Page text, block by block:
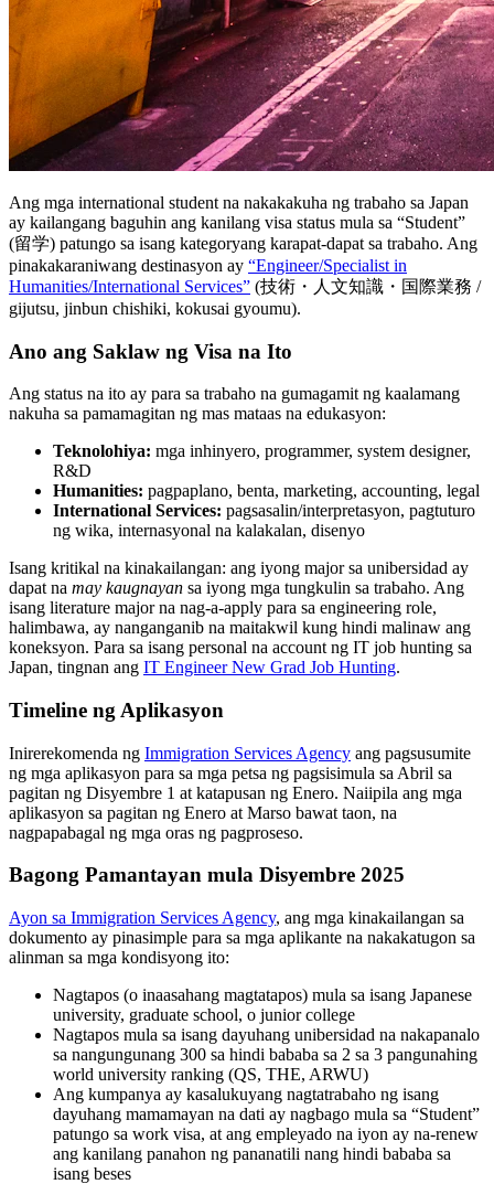
Ang mga international student na nakakakuha ng trabaho sa Japan
ay kailangang baguhin ang kanilang visa status mula sa “Student”
(留学) patungo sa isang kategoryang karapat-dapat sa trabaho. Ang
pinakakaraniwang destinasyon ay “Engineer/Specialist in
Humanities/International Services” (技術・人文知識・国際業務 /
gijutsu, jinbun chishiki, kokusai gyoumu).
Ano ang Saklaw ng Visa na Ito
Ang status na ito ay para sa trabaho na gumagamit ng kaalamang
nakuha sa pamamagitan ng mas mataas na edukasyon:
Teknolohiya: mga inhinyero, programmer, system designer,
R&D
Humanities: pagpaplano, benta, marketing, accounting, legal
International Services: pagsasalin/interpretasyon, pagtuturo
ng wika, internasyonal na kalakalan, disenyo
Isang kritikal na kinakailangan: ang iyong major sa unibersidad ay
dapat na may kaugnayan sa iyong mga tungkulin sa trabaho. Ang
isang literature major na nag-a-apply para sa engineering role,
halimbawa, ay nanganganib na maitakwil kung hindi malinaw ang
koneksyon. Para sa isang personal na account ng IT job hunting sa
Japan, tingnan ang IT Engineer New Grad Job Hunting.
Timeline ng Aplikasyon
Inirerekomenda ng Immigration Services Agency ang pagsusumite
ng mga aplikasyon para sa mga petsa ng pagsisimula sa Abril sa
pagitan ng Disyembre 1 at katapusan ng Enero. Naiipila ang mga
aplikasyon sa pagitan ng Enero at Marso bawat taon, na
nagpapabagal ng mga oras ng pagproseso.
Bagong Pamantayan mula Disyembre 2025
Ayon sa Immigration Services Agency, ang mga kinakailangan sa
dokumento ay pinasimple para sa mga aplikante na nakakatugon sa
alinman sa mga kondisyong ito:
Nagtapos (o inaasahang magtatapos) mula sa isang Japanese
university, graduate school, o junior college
Nagtapos mula sa isang dayuhang unibersidad na nakapanalo
sa nangungunang 300 sa hindi bababa sa 2 sa 3 pangunahing
world university ranking (QS, THE, ARWU)
Ang kumpanya ay kasalukuyang nagtatrabaho ng isang
dayuhang mamamayan na dati ay nagbago mula sa “Student”
patungo sa work visa, at ang empleyado na iyon ay na-renew
ang kanilang panahon ng pananatili nang hindi bababa sa
isang beses